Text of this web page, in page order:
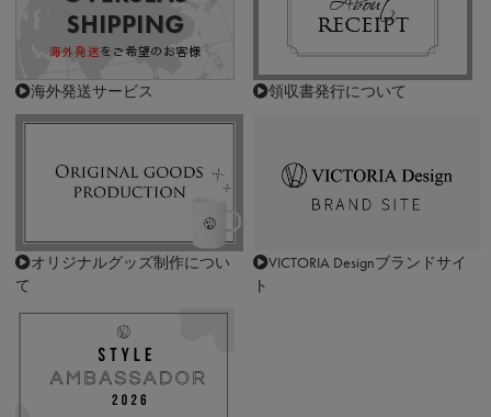
海外発送サービス 領収書発行について
オリジナルグッズ制作につい
て
VICTORIA Designブランドサイ
ト